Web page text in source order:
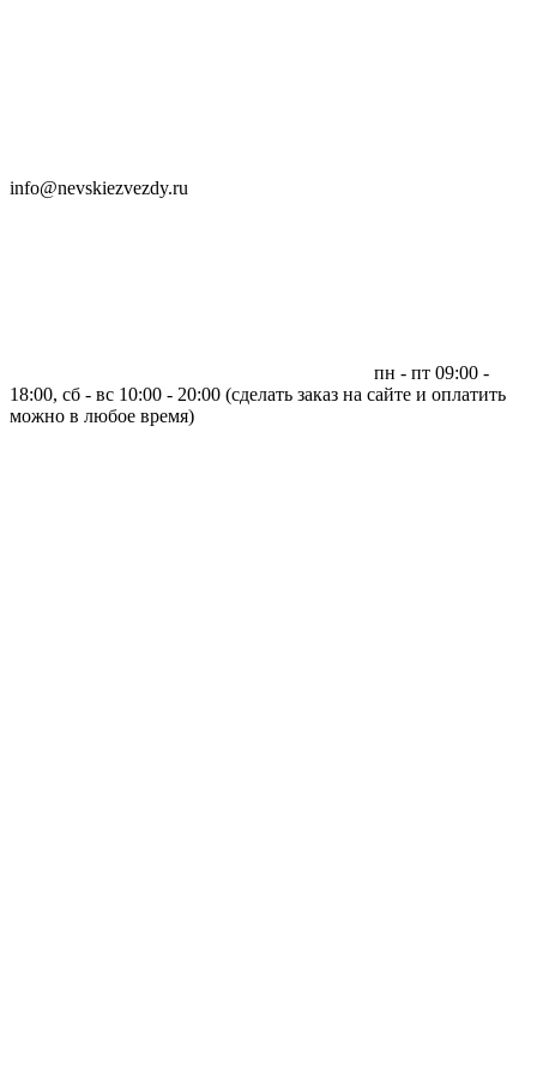
info@nevskiezvezdy.ru
пн - пт 09:00 -
18:00, сб - вс 10:00 - 20:00 (сделать заказ на сайте и оплатить
можно в любое время)